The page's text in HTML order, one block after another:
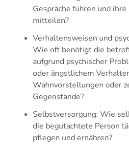
Gespräche führen und
mitteilen?
Verhaltensweisen und
Wie oft benötigt die
aufgrund psychischer
oder ängstlichem
Wahnvorstellungen oder
Gegenstände?
Selbstversorgung: Wie
die begutachtete Person
pflegen und ernähren?